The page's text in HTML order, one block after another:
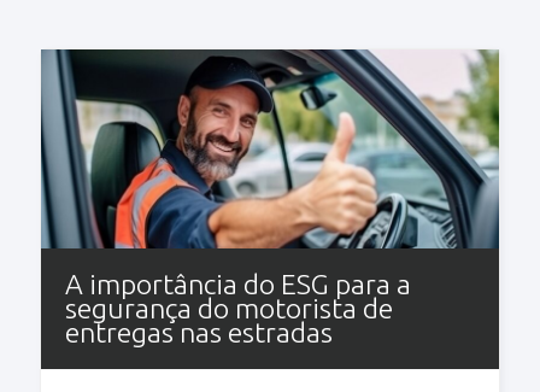
A importância do ESG para a
segurança do motorista de
entregas nas estradas